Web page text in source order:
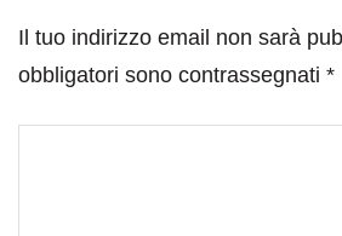
Il tuo indirizzo email non sarà
obbligatori sono contrassegnati *